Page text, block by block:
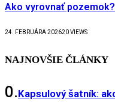
Ako vyrovnať
24. FEBRUÁRA 202620VIEWS
NAJNOVŠIE ČLÁNKY
Kapsulový šatník: